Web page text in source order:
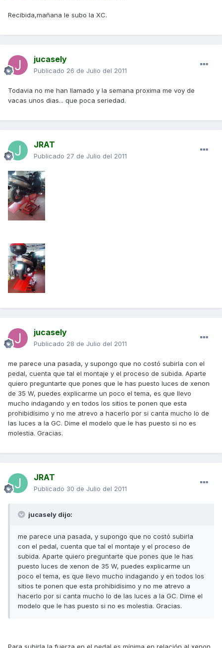
Recibida,mañana le subo la XC.
jucasely
Publicado 26 de Julio del 2011
Todavia no me han llamado y la semana proxima me voy de
vacas unos dias... que poca seriedad.
JRAT
Publicado 27 de Julio del 2011
jucasely
Publicado 28 de Julio del 2011
me parece una pasada, y supongo que no costó subirla con el
pedal, cuenta que tal el montaje y el proceso de subida. Aparte
quiero preguntarte que pones que le has puesto luces de xenon
de 35 W, puedes explicarme un poco el tema, es que llevo
mucho indagando y en todos los sitios te ponen que esta
prohibidísimo y no me atrevo a hacerlo por si canta mucho lo de
las luces a la GC. Dime el modelo que le has puesto si no es
molestia. Gracias.
JRAT
Publicado 30 de Julio del 2011
jucasely dijo:
me parece una pasada, y supongo que no costó subirla
con el pedal, cuenta que tal el montaje y el proceso de
subida. Aparte quiero preguntarte que pones que le has
puesto luces de xenon de 35 W, puedes explicarme un
poco el tema, es que llevo mucho indagando y en todos los
sitios te ponen que esta prohibidísimo y no me atrevo a
hacerlo por si canta mucho lo de las luces a la GC. Dime el
modelo que le has puesto si no es molestia. Gracias.